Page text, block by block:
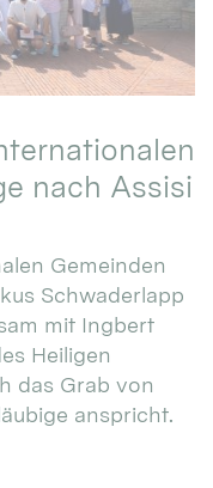
nach Assisi
Gemeinden
Schwaderlapp
mit Ingbert
Heiligen
das Grab von
anspricht.